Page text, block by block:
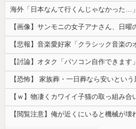
【ｗ】物凄くカワイイ子猫の取っ組み合
【閲覧注意】俺が近くにいると機械が壊